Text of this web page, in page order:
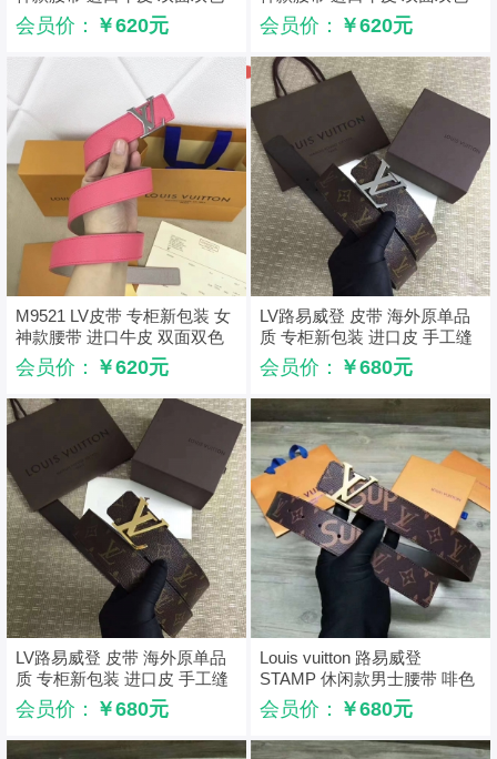
可用 红配紫蓝
会员价： ￥620元
可用 黑配天蓝
会员价： ￥620元
M9521 LV皮带 专柜新包装 女
神款腰带 进口牛皮 双面双色
可用 粉配灰
会员价： ￥620元
LV路易威登 皮带 海外原单品
质 专柜新包装 进口皮 手工缝
线 啡色银扣
会员价： ￥680元
LV路易威登 皮带 海外原单品
质 专柜新包装 进口皮 手工缝
线 啡色金扣
会员价： ￥680元
Louis vuitton 路易威登
STAMP 休闲款男士腰带 啡色
金扣
会员价： ￥680元